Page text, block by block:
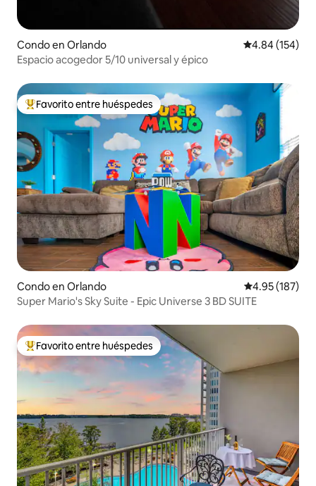
Condo en Orlando Calificación
4.84 (154)
Espacio acogedor 5/10 universal y épico
Favorito entre huéspedes preferido
Favorito entre huéspedes
Condo en Orlando Calificación
4.95 (187)
Super Mario's Sky Suite - Epic Universe 3 BD SUITE
Favorito entre huéspedes preferido
Favorito entre huéspedes